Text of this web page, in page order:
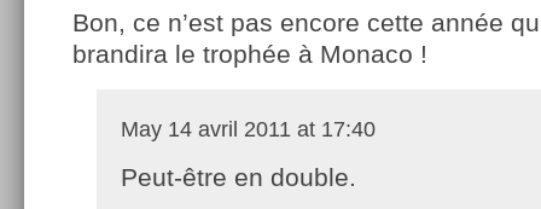
Bon, ce n’est pas encore cette année
brandira le trophée à Monaco !
May 14 avril 2011 at 17:40
Peut-être en double.